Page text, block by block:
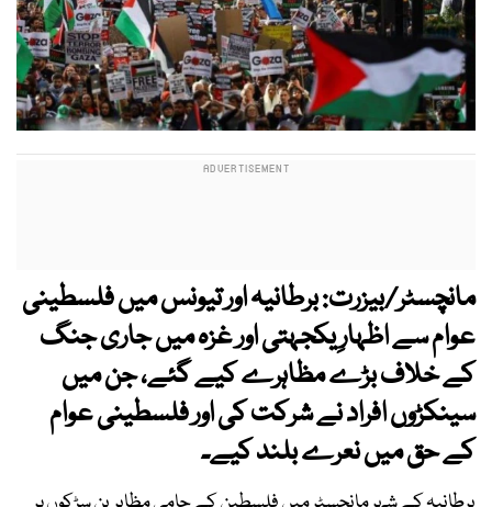
مانچسٹر/بیزرت: برطانیہ اور تیونس میں فلسطینی
عوام سے اظہارِ یکجہتی اور غزہ میں جاری جنگ
کے خلاف بڑے مظاہرے کیے گئے، جن میں
سینکڑوں افراد نے شرکت کی اور فلسطینی عوام
کے حق میں نعرے بلند کیے۔